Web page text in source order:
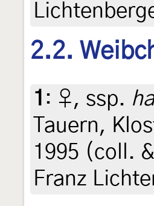
2.2.
1 : ♀, ssp.
Tauern,
1995 (coll.
Franz